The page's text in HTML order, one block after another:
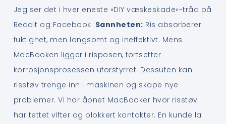
Jeg ser det i hver eneste «DIY væskeskade»-tråd på
Reddit og Facebook. Sannheten: Ris absorberer
fuktighet, men langsomt og ineffektivt. Mens
MacBooken ligger i risposen, fortsetter
korrosjonsprosessen uforstyrret. Dessuten kan
risstøv trenge inn i maskinen og skape nye
problemer. Vi har åpnet MacBooker hvor risstøv
har tettet vifter og blokkert kontakter. En kunde la